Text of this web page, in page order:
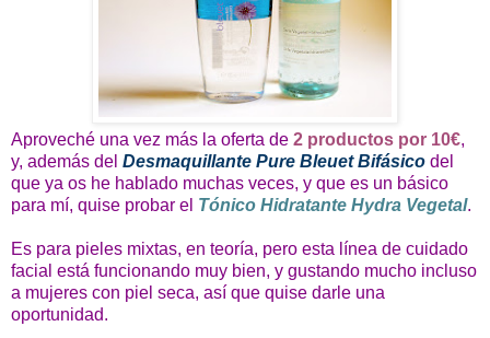
Aproveché una vez más la oferta de 2 productos por 10€,
y, además del Desmaquillante Pure Bleuet Bifásico del
que ya os he hablado muchas veces, y que es un básico
para mí, quise probar el Tónico Hidratante Hydra Vegetal.
Es para pieles mixtas, en teoría, pero esta línea de cuidado
facial está funcionando muy bien, y gustando mucho incluso
a mujeres con piel seca, así que quise darle una
oportunidad.